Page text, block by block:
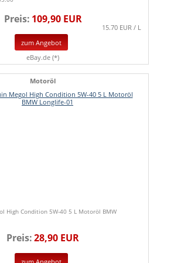
Preis: 109,90 EUR
15.70 EUR / L
zum Angebot
eBay.de (*)
Motoröl
High Condition 5W-40 5 L Motoröl BMW
Preis:28,90 EUR